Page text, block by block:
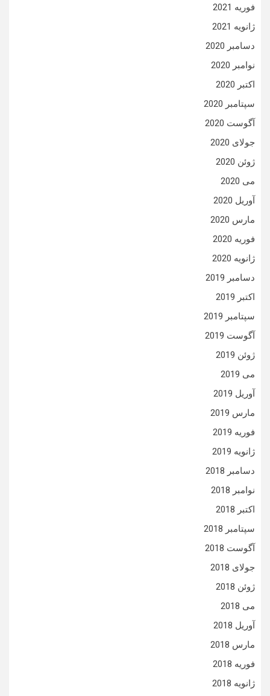
فوریه 2021
ژانویه 2021
دسامبر 2020
نوامبر 2020
اکتبر 2020
سپتامبر 2020
آگوست 2020
جولای 2020
ژوئن 2020
می 2020
آوریل 2020
مارس 2020
فوریه 2020
ژانویه 2020
دسامبر 2019
اکتبر 2019
سپتامبر 2019
آگوست 2019
ژوئن 2019
می 2019
آوریل 2019
مارس 2019
فوریه 2019
ژانویه 2019
دسامبر 2018
نوامبر 2018
اکتبر 2018
سپتامبر 2018
آگوست 2018
جولای 2018
ژوئن 2018
می 2018
آوریل 2018
مارس 2018
فوریه 2018
ژانویه 2018